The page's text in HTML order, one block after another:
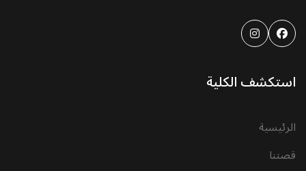
استكشف الكلية
الرئيسية
قصتنا